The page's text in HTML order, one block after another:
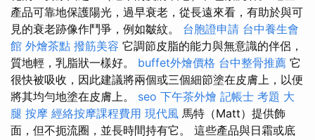
產品可靠地保護陽光，過早衰老，從長遠來看，有助於與可
見的衰老跡像作鬥爭，例如皺紋。 台胞證申請 台中養生會
館 外燴茶點 撥筋美容 它調節皮脂的能力與無意識的伴侶，
質地輕，乳脂狀一樣好。 buffet外燴價格 台中整骨推薦 它
很快被吸收，因此建議將兩個或三個細節塗在皮膚上，以便
將其均勻地塗在皮膚上。 seo 下午茶外燴 記帳士 考題 大
腿 按摩 經絡按摩課程費用 現代風 馬特（Matt）提供飾
面，但不扼流圈，並長時間持有它。 這些產品與日霜或底